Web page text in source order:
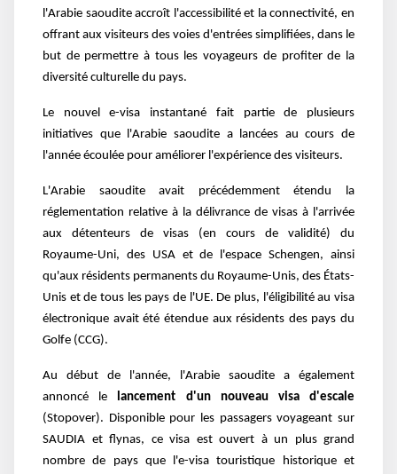
l'Arabie saoudite accroît l'accessibilité et la connectivité, en
offrant aux visiteurs des voies d'entrées simplifiées, dans le
but de permettre à tous les voyageurs de profiter de la
diversité culturelle du pays.
Le nouvel e-visa instantané fait partie de plusieurs
initiatives que l'Arabie saoudite a lancées au cours de
l'année écoulée pour améliorer l'expérience des visiteurs.
L'Arabie saoudite avait précédemment étendu la
réglementation relative à la délivrance de visas à l'arrivée
aux détenteurs de visas (en cours de validité) du
Royaume-Uni, des USA et de l'espace Schengen, ainsi
qu'aux résidents permanents du Royaume-Unis, des États-
Unis et de tous les pays de l'UE. De plus, l'éligibilité au visa
électronique avait été étendue aux résidents des pays du
Golfe (CCG).
Au début de l'année, l'Arabie saoudite a également
annoncé le lancement d'un nouveau visa d'escale
(Stopover). Disponible pour les passagers voyageant sur
SAUDIA et flynas, ce visa est ouvert à un plus grand
nombre de pays que l'e-visa touristique historique et